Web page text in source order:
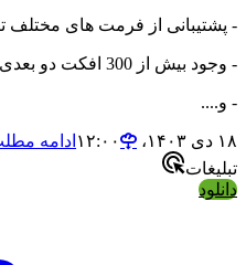
- پشتیبانی از فرمت های مختلف
- وجود بیش از 300 افکت دو بعدی و سه بعدی
- و....
۱۸ دی ۱۴۰۳،‏ ۱۲:۰۰
ادامه
تبلیغات
دانلود